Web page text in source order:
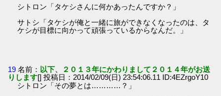
シトロン「タケシさんに何かあったんですか？」
サトシ「タケシが俺と一緒に旅ができなくなったのは、タ
ケシが目標に向かって頑張っているからなんだ。」
19 名前： 以下、２０１３年にかわりまして２０１４年がお送
りします[] 投稿日：2014/02/09(日) 23:54:06.11 ID:4EZrgoY10
シトロン「その夢とは…………？」